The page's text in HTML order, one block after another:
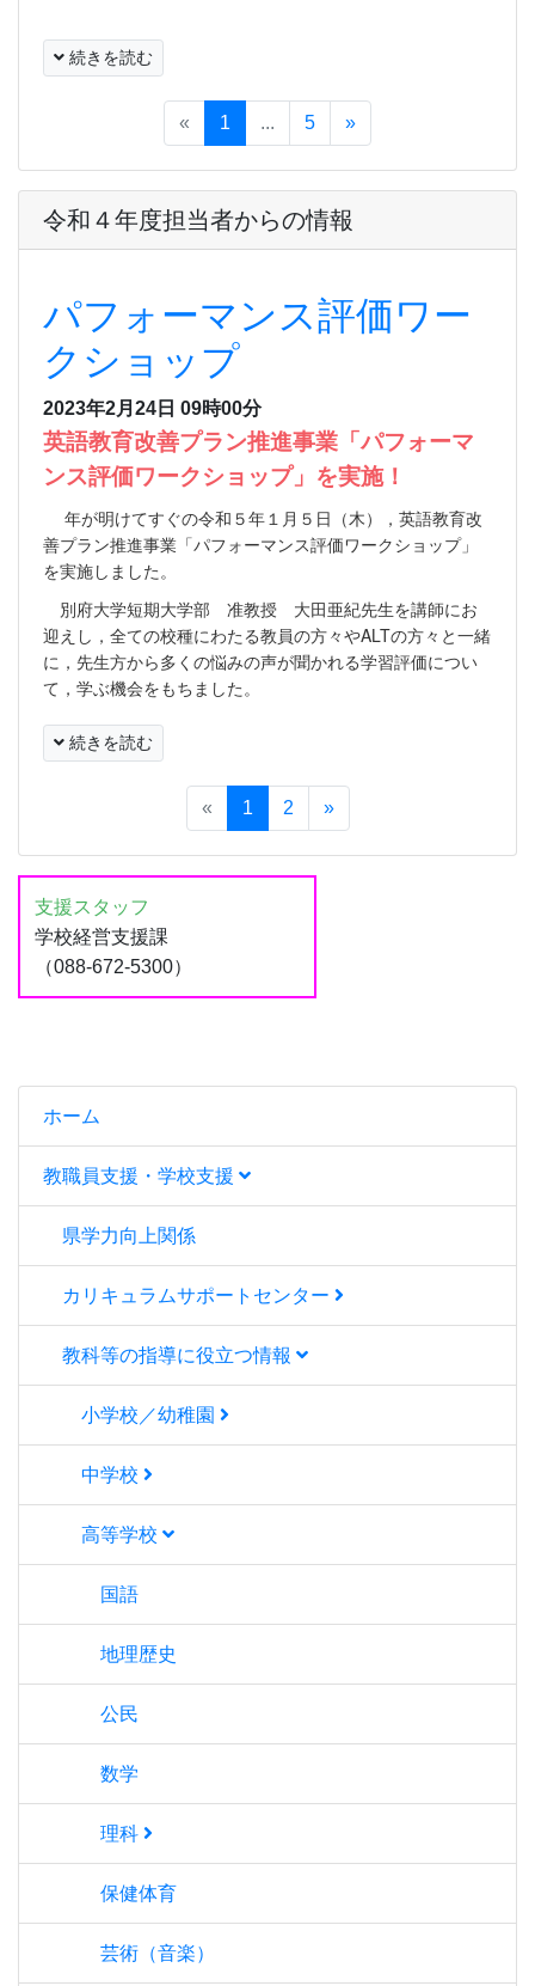
ホーム
教職員支援・学校支援
県学力向上関係
カリキュラムサポートセンター
教科等の指導に役立つ情報
小学校／幼稚園
中学校
高等学校
国語
地理歴史
公民
数学
理科
保健体育
芸術（音楽）
続きを読む
« 1 ... 5 »
令和４年度担当者からの情報
パフォーマンス評価ワー
クショップ
2023年2月24日 09時00分
英語教育改善プラン推進事業「パフォーマ
ンス評価ワークショップ」を実施！
年が明けてすぐの令和５年１月５日（木），英語教育改
善プラン推進事業「パフォーマンス評価ワークショップ」
を実施しました。
別府大学短期大学部 准教授 大田亜紀先生を講師にお
迎えし，全ての校種にわたる教員の方々やALTの方々と一緒
に，先生方から多くの悩みの声が聞かれる学習評価につい
て，学ぶ機会をもちました。
続きを読む
« 1 2 »
支援スタッフ
学校経営支援課
（088-672-5300）